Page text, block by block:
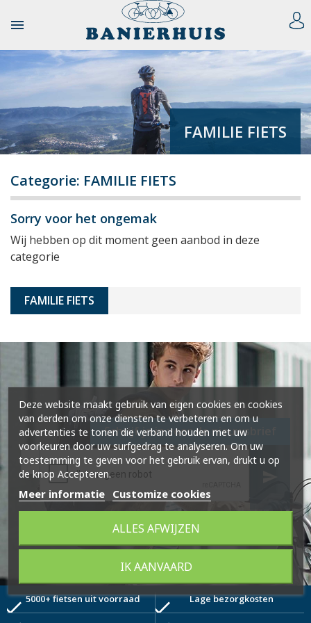

FAMILIE FIETS
Categorie: FAMILIE FIETS
Sorry voor het ongemak
Wij hebben op dit moment geen aanbod in deze
categorie
FAMILIE FIETS
Schrijf je in voor de nieuwsbrief
check5000+ fietsen uit voorraad check Lage bezorgkosten
Deze website maakt gebruik van eigen cookies en cookies
van derden om onze diensten te verbeteren en om u
advertenties te tonen die verband houden met uw
voorkeuren door uw surfgedrag te analyseren. Om uw
toestemming te geven voor het gebruik ervan, drukt u op
de knop Accepteren.
Meer informatie Customize cookies
ALLES AFWIJZEN
IK AANVAARD